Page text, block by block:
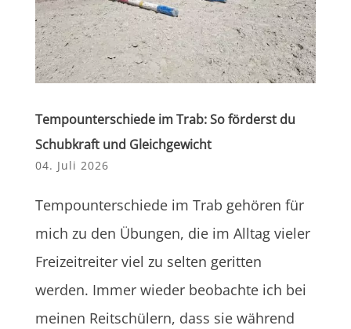
Tempounterschiede im Trab: So förderst du
Schubkraft und Gleichgewicht
04. Juli 2026
Tempounterschiede im Trab gehören für
mich zu den Übungen, die im Alltag vieler
Freizeitreiter viel zu selten geritten
werden. Immer wieder beobachte ich bei
meinen Reitschülern, dass sie während